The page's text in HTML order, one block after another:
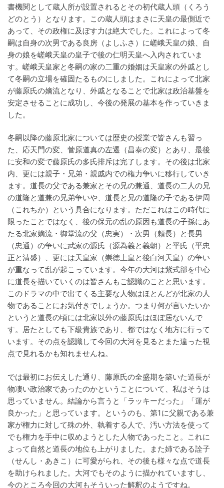
書機関として蔵人所が設置されるとその初代蔵人頭（くろう
どのとう）となります。この蔵人頭はまさに天皇の最側近で
あって、その政権に及ぼす力は絶大でした。これによって冬
嗣は自身の次男である良房（よしふさ）に嵯峨天皇の娘、自
身の娘を嵯峨天皇の皇子で後の仁明天皇へ入内されていま
す。嵯峨天皇家と冬嗣の家の二重の婚姻は天皇家の外戚とし
て冬嗣の立場を確固たるものにしました。これによって北家
が藤原氏の嫡流となり、外戚となることで北家は政治基盤を
安定させることに成功し、今後の発展の基本を作っていきま
した。
冬嗣以降の藤原北家については歴史の授業で皆さんも習っ
た、応天門の変、菅原道真の左遷（昌泰の変）とあり、最後
に安和の変で藤原氏の多氏排斥は完了します。その後は北家
内、更には親子・兄弟・親戚内での権力争いに移行していき
ます。道長の父である兼家とその兄の兼通、道長の二人の兄
の道隆と道兼の兄弟争いや、道長と兄の道隆の子である伊周
（これちか）という具合になります。ただこれはこの時代に
限ったことではなく、後の保元の乱の原因も道長の子孫にあ
たる北家嫡流・御堂流の父（忠実）・次男（頼長）と長男
（忠通）の争いに武家の源氏（源為義と義朝）と平氏（平忠
正と清盛）、更には天皇家（崇徳上皇と後白河天皇）の争い
が重なって乱が起こっています。今年の大河は紫式部を中心
に道長を描いていくのは皆さんもご認識のことと思います。
このドラマの中で出てくる主要な人物はほとんどが北家の人
物であることにお気付きでしょうか。つまり何が言いたいか
というと道長の頃には北家以外の藤原氏はほぼ居ないんで
す。居たとしても下級貴族であり、都ではなく地方に行って
います。その点を認識して今回の大河を見るとまた違った視
点で見れるかも知れませんね。
では最初にお伝えした通り、藤原氏の全盛期を築いた道長が
物凄い政治家であったのかということについて、私はそうは
思っていません。結論から言うと「ラッキーだった」「運が
良かった」と思っています。というのも、第1に父親である兼
家が権力に対して殊の外、執着する人で、汚い方法を使って
でも権力を手中に収めようとした人物であったこと。これに
よって自然と道長の地位も上がりました。また姉である詮子
（せんし・あきこ）に可愛がられ、その後も様々な点で道長
を助けられました。大河でもそのように描かれていますし、
今のところ今回の大河もそういった解釈のようですね。